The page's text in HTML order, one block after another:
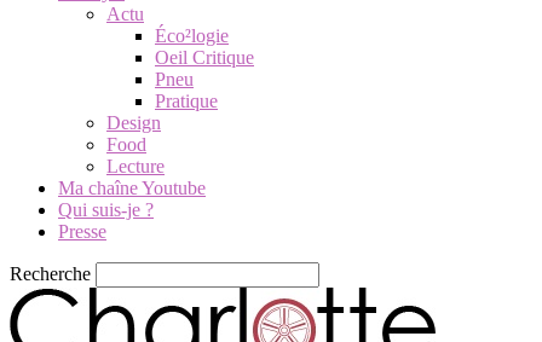
Actu
Éco²logie
Oeil Critique
Pneu
Pratique
Design
Food
Lecture
Ma chaîne Youtube
Qui suis-je ?
Presse
Recherche